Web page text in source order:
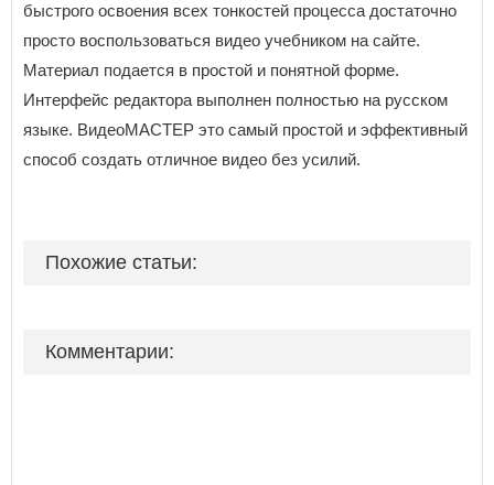
быстрого освоения всех тонкостей процесса достаточно
просто воспользоваться видео учебником на сайте.
Материал подается в простой и понятной форме.
Интерфейс редактора выполнен полностью на русском
языке. ВидеоМАСТЕР это самый простой и эффективный
способ создать отличное видео без усилий.
Похожие статьи:
Комментарии: